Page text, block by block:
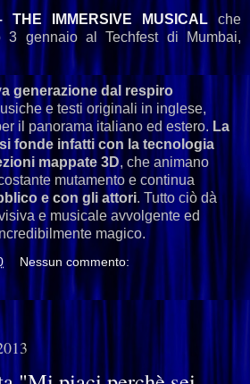
THE IMMERSIVE MUSICAL
che
3 gennaio al Techfest di Mumbai,
generazione dal respiro
e testi originali in inglese,
il panorama italiano ed estero. La
fonde infatti con la tecnologia
mappate 3D, che animano
mutamento e continua
e con gli attori. Tutto ciò dà
e musicale avvolgente ed
magico.
Nessun commento: